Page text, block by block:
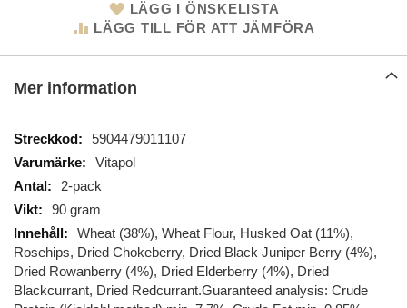
LÄGG I ÖNSKELISTA
LÄGG TILL FÖR ATT JÄMFÖRA
Mer information
Mer
information
5904479011107
Vitapol
2-pack
90 gram
Wheat (38%), Wheat Flour, Husked Oat (11%),
Rosehips, Dried Chokeberry, Dried Black Juniper Berry (4%),
Dried Rowanberry (4%), Dried Elderberry (4%), Dried
Blackcurrant, Dried Redcurrant.Guaranteed analysis: Crude